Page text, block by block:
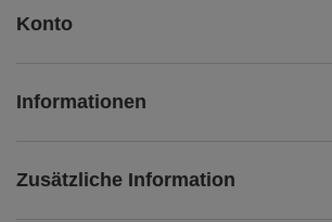
Konto
Informationen
Zusätzliche Information